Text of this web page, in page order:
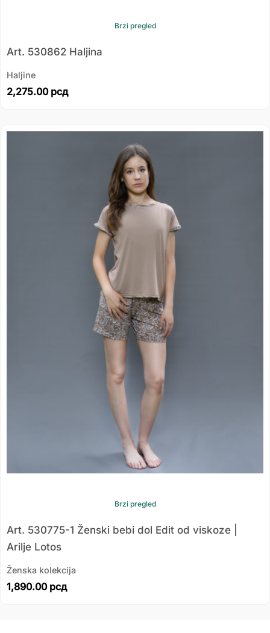
Brzi pregled
Art. 530862 Haljina
Haljine
2,275.00 рсд
Brzi pregled
Art. 530775-1 Ženski bebi dol Edit od viskoze |
Arilje Lotos
Ženska kolekcija
1,890.00 рсд